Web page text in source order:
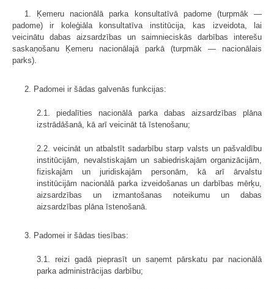
1. Ķemeru nacionālā parka konsultatīvā padome (turpmāk —
padome) ir koleģiāla konsultatīva institūcija, kas izveidota, lai
veicinātu dabas aizsardzības un saimnieciskās darbības interešu
saskaņošanu Ķemeru nacionālajā parkā (turpmāk — nacionālais
parks).
2. Padomei ir šādas galvenās funkcijas:
2.1. piedalīties nacionālā parka dabas aizsardzības plāna
izstrādāšanā, kā arī veicināt tā īstenošanu;
2.2. veicināt un atbalstīt sadarbību starp valsts un pašvaldību
institūcijām, nevalstiskajām un sabiedriskajām organizācijām,
fiziskajām un juridiskajām personām, kā arī ārvalstu
institūcijām nacionālā parka izveidošanas un darbības mērķu,
aizsardzības un izmantošanas noteikumu un dabas
aizsardzības plāna īstenošanā.
3. Padomei ir šādas tiesības:
3.1. reizi gadā pieprasīt un saņemt pārskatu par nacionālā
parka administrācijas darbību;